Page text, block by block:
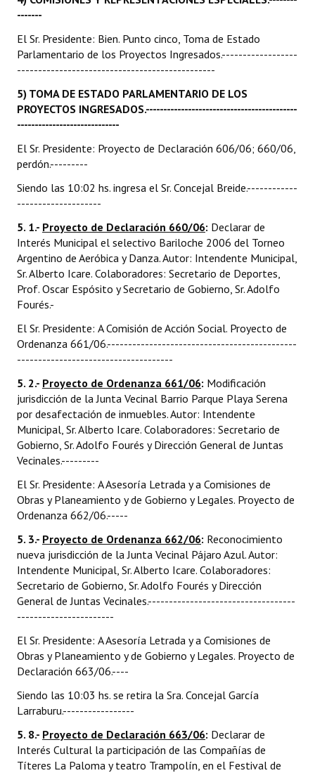
-------
El Sr. Presidente: Bien. Punto cinco, Toma de Estado
Parlamentario de los Proyectos Ingresados.------------------
-----------------------------------------------
5) TOMA DE ESTADO PARLAMENTARIO DE LOS
PROYECTOS INGRESADOS.-------------------------------------------
-----------------------------
El Sr. Presidente: Proyecto de Declaración 606/06; 660/06,
perdón.---------
Siendo las 10:02 hs. ingresa el Sr. Concejal Breide.------------
--------------------
5. 1.- Proyecto de Declaración 660/06: Declarar de
Interés Municipal el selectivo Bariloche 2006 del Torneo
Argentino de Aeróbica y Danza. Autor: Intendente Municipal,
Sr. Alberto Icare. Colaboradores: Secretario de Deportes,
Prof. Oscar Espósito y Secretario de Gobierno, Sr. Adolfo
Fourés.-
El Sr. Presidente: A Comisión de Acción Social. Proyecto de
Ordenanza 661/06.---------------------------------------------
-------------------------------------
5. 2.- Proyecto de Ordenanza 661/06: Modificación
jurisdicción de la Junta Vecinal Barrio Parque Playa Serena
por desafectación de inmuebles. Autor: Intendente
Municipal, Sr. Alberto Icare. Colaboradores: Secretario de
Gobierno, Sr. Adolfo Fourés y Dirección General de Juntas
Vecinales.---------
El Sr. Presidente: A Asesoría Letrada y a Comisiones de
Obras y Planeamiento y de Gobierno y Legales. Proyecto de
Ordenanza 662/06.-----
5. 3.- Proyecto de Ordenanza 662/06: Reconocimiento
nueva jurisdicción de la Junta Vecinal Pájaro Azul. Autor:
Intendente Municipal, Sr. Alberto Icare. Colaboradores:
Secretario de Gobierno, Sr. Adolfo Fourés y Dirección
General de Juntas Vecinales.-----------------------------------
-----------------------
El Sr. Presidente: A Asesoría Letrada y a Comisiones de
Obras y Planeamiento y de Gobierno y Legales. Proyecto de
Declaración 663/06.----
Siendo las 10:03 hs. se retira la Sra. Concejal García
Larraburu.-----------------
5. 8.- Proyecto de Declaración 663/06: Declarar de
Interés Cultural la participación de las Compañías de
Títeres La Paloma y teatro Trampolín, en el Festival de